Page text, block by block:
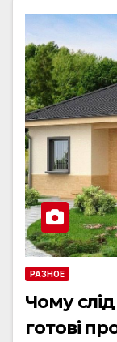
РАЗНОЕ
Чому
готові